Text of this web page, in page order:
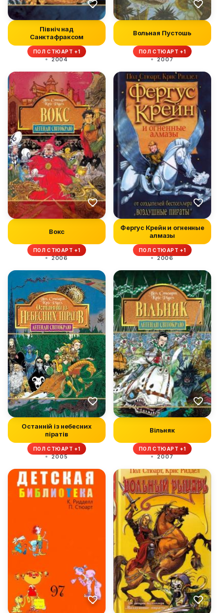
Північ над
Санктафраксом
ПОЛ СТЮАРТ +1
2004
Вольная Пустошь
ПОЛ СТЮАРТ +1
2007
Вокс
ПОЛ СТЮАРТ +1
2006
Фергус Крейн и огненные
алмазы
ПОЛ СТЮАРТ +1
2006
Останній із небесних
піратів
ПОЛ СТЮАРТ +1
2005
Вільняк
ПОЛ СТЮАРТ +1
2007